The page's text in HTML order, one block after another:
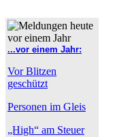
...vor einem Jahr:
Vor Blitzen
geschützt
Personen im Gleis
„High“ am Steuer